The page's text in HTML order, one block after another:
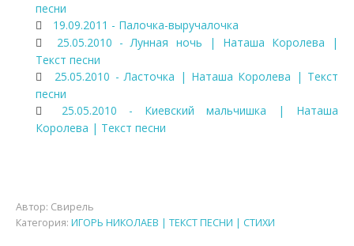
песни
19.09.2011 - Палочка-выручалочка
25.05.2010 - Лунная ночь | Наташа Королева |
Текст песни
25.05.2010 - Ласточка | Наташа Королева | Текст
песни
25.05.2010 - Киевский мальчишка | Наташа
Королева | Текст песни
Автор: Свирель
Категория: ИГОРЬ НИКОЛАЕВ | ТЕКСТ ПЕСНИ | СТИХИ